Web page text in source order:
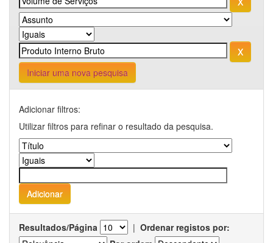
Iniciar uma nova pesquisa
Adicionar filtros:
Utilizar filtros para refinar o resultado da pesquisa.
Resultados/Página | Ordenar registos por: